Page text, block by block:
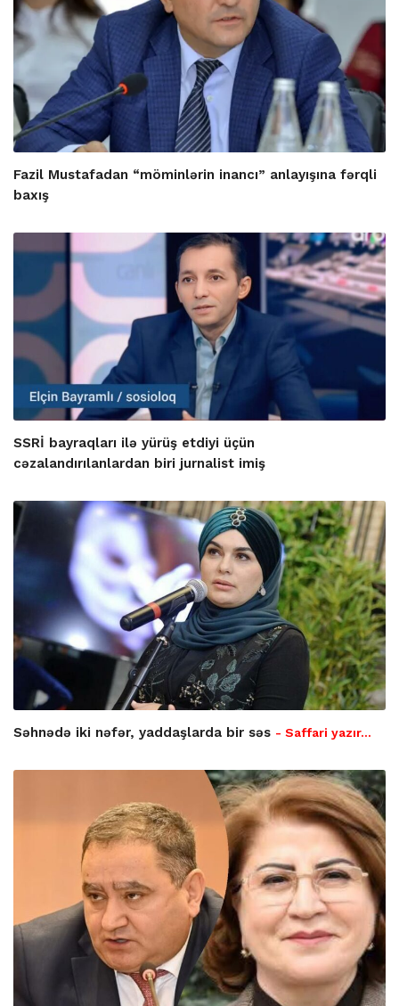
Fazil Mustafadan “möminlərin inancı” anlayışına fərqli
baxış
SSRİ bayraqları ilə yürüş etdiyi üçün
cəzalandırılanlardan biri jurnalist imiş
Səhnədə iki nəfər, yaddaşlarda bir səs - Saffari yazır…